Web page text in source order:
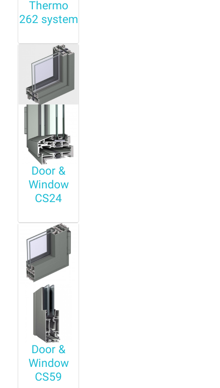
Thermo
262 system
Door &
Window
CS24
Door &
Window
CS59